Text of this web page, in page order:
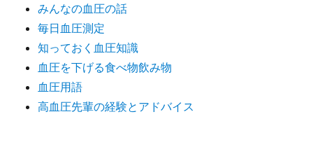
みんなの血圧の話
毎日血圧測定
知っておく血圧知識
血圧を下げる食べ物飲み物
血圧用語
高血圧先輩の経験とアドバイス